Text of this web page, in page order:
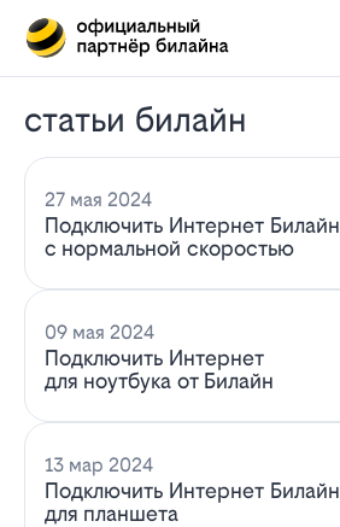
статьи билайн
27 мая 2024
Подключить Интернет Билайн
с нормальной скоростью
09 мая 2024
Подключить Интернет
для ноутбука от Билайн
13 мар 2024
Подключить Интернет Билайн
для планшета